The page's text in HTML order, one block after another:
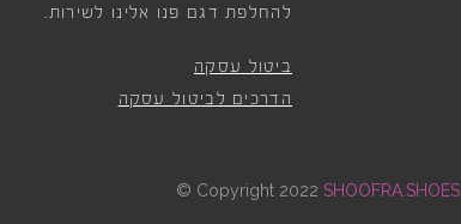
להחלפת דגם פנו אלינו לשירות.
ביטול עסקה
הדרכים לביטול עסקה
Copyright 2022 SHOOFRA.SHOES
©